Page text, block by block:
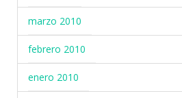
marzo 2010
febrero 2010
enero 2010